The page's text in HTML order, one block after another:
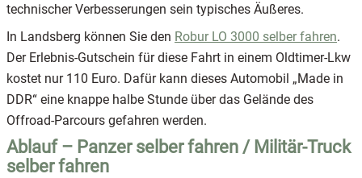
technischer Verbesserungen sein typisches Äußeres.
In Landsberg können Sie den Robur LO 3000 selber fahren.
Der Erlebnis-Gutschein für diese Fahrt in einem Oldtimer-Lkw
kostet nur 110 Euro. Dafür kann dieses Automobil „Made in
DDR“ eine knappe halbe Stunde über das Gelände des
Offroad-Parcours gefahren werden.
Ablauf – Panzer selber fahren / Militär-Truck
selber fahren